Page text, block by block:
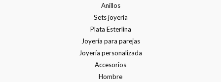
Anillos
Sets joyería
Plata Esterlina
Joyería para parejas
Joyería personalizada
Accesorios
Hombre